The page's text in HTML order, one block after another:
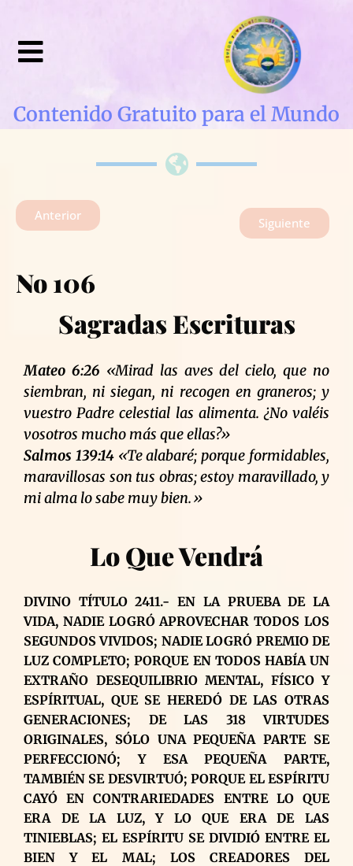
Contenido Gratuito para el Mundo
Anterior Siguiente
No 106
Sagradas Escrituras
Mateo 6:26 «Mirad las aves del cielo, que no
siembran, ni siegan, ni recogen en graneros; y
vuestro Padre celestial las alimenta. ¿No valéis
vosotros mucho más que ellas?»
Salmos 139:14«Te alabaré; porque formidables,
maravillosas son tus obras; estoy maravillado, y
mi alma lo sabe muy bien.»
Lo Que Vendrá
DIVINO TÍTULO 2411.- EN LA PRUEBA DE LA
VIDA, NADIE LOGRÓ APROVECHAR TODOS LOS
SEGUNDOS VIVIDOS; NADIE LOGRÓ PREMIO DE
LUZ COMPLETO; PORQUE EN TODOS HABÍA UN
EXTRAÑO DESEQUILIBRIO MENTAL, FÍSICO Y
ESPÍRITUAL, QUE SE HEREDÓ DE LAS OTRAS
GENERACIONES; DE LAS 318 VIRTUDES
ORIGINALES, SÓLO UNA PEQUEÑA PARTE SE
PERFECCIONÓ; Y ESA PEQUEÑA PARTE,
TAMBIÉN SE DESVIRTUÓ; PORQUE EL ESPÍRITU
CAYÓ EN CONTRARIEDADES ENTRE LO QUE
ERA DE LA LUZ, Y LO QUE ERA DE LAS
TINIEBLAS; EL ESPÍRITU SE DIVIDIÓ ENTRE EL
BIEN Y EL MAL; LOS CREADORES DEL